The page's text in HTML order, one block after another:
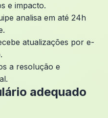
e impacto.
analisa em até 24h
atualizações por e-
a resolução e
adequado